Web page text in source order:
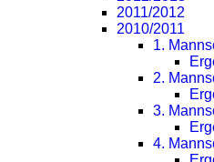
2011/2012
2010/2011
1.
2.
3.
4.